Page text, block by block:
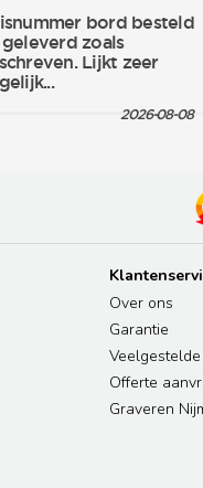
Over ons
Garantie
Offerte
Graveren